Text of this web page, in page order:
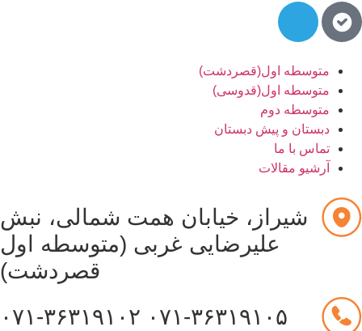
متوسطه اول(قصردشت)
متوسطه اول(قدوسی)
متوسطه دوم
دبستان و پیش دبستان
تماس با ما
آرشیو مقالات
شیراز، خیابان همت شمالی، نبش
علیرضایی غربی (متوسطه اول
قصردشت)
۰۷۱-۳۶۳۱۹۱۰۵
۰۷۱-۳۶۳۱۹۱۰۲